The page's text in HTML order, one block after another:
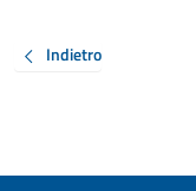
Indietro